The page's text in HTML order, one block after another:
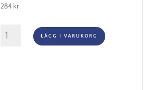
284 kr
Oljefärg
(vattenlöslig)
LÄGG I VARUKORG